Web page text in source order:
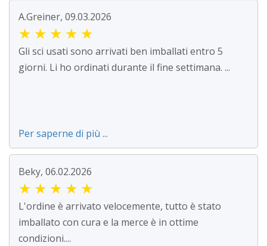
A.Greiner, 09.03.2026
★ ★ ★ ★ ★
Gli sci usati sono arrivati ben imballati entro 5
giorni. Li ho ordinati durante il fine settimana. ...
Per saperne di più ...
Beky, 06.02.2026
★ ★ ★ ★ ★
L'ordine è arrivato velocemente, tutto è stato
imballato con cura e la merce è in ottime
condizioni....